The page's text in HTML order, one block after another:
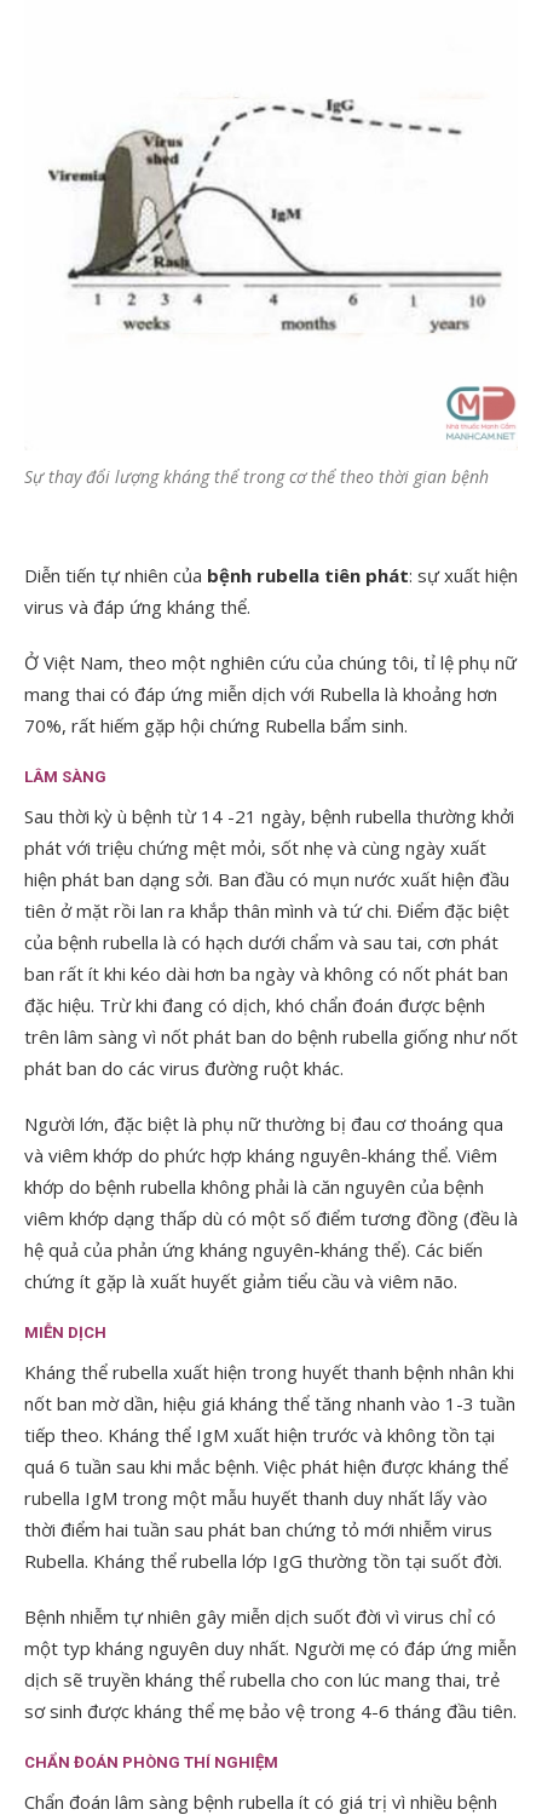
Sự thay đổi lượng kháng thể trong cơ thể theo thời gian bệnh
Diễn tiến tự nhiên của bệnh rubella tiên phát: sự xuất hiện
virus và đáp ứng kháng thể.
Ở Việt Nam, theo một nghiên cứu của chúng tôi, tỉ lệ phụ nữ
mang thai có đáp ứng miễn dịch với Rubella là khoảng hơn
70%, rất hiếm gặp hội chứng Rubella bẩm sinh.
LÂM SÀNG
Sau thời kỳ ù bệnh từ 14 -21 ngày, bệnh rubella thường khởi
phát với triệu chứng mệt mỏi, sốt nhẹ và cùng ngày xuất
hiện phát ban dạng sởi. Ban đầu có mụn nước xuất hiện đầu
tiên ở mặt rồi lan ra khắp thân mình và tứ chi. Điểm đặc biệt
của bệnh rubella là có hạch dưới chẩm và sau tai, cơn phát
ban rất ít khi kéo dài hơn ba ngày và không có nốt phát ban
đặc hiệu. Trừ khi đang có dịch, khó chẩn đoán được bệnh
trên lâm sàng vì nốt phát ban do bệnh rubella giống như nốt
phát ban do các virus đường ruột khác.
Người lớn, đặc biệt là phụ nữ thường bị đau cơ thoáng qua
và viêm khớp do phức hợp kháng nguyên-kháng thể. Viêm
khớp do bệnh rubella không phải là căn nguyên của bệnh
viêm khớp dạng thấp dù có một số điểm tương đồng (đều là
hệ quả của phản ứng kháng nguyên-kháng thể). Các biến
chứng ít gặp là xuất huyết giảm tiểu cầu và viêm não.
MIỄN DỊCH
Kháng thể rubella xuất hiện trong huyết thanh bệnh nhân khi
nốt ban mờ dần, hiệu giá kháng thể tăng nhanh vào 1-3 tuần
tiếp theo. Kháng thể IgM xuất hiện trước và không tồn tại
quá 6 tuần sau khi mắc bệnh. Việc phát hiện được kháng thể
rubella IgM trong một mẫu huyết thanh duy nhất lấy vào
thời điểm hai tuần sau phát ban chứng tỏ mới nhiễm virus
Rubella. Kháng thể rubella lớp IgG thường tồn tại suốt đời.
Bệnh nhiễm tự nhiên gây miễn dịch suốt đời vì virus chỉ có
một typ kháng nguyên duy nhất. Người mẹ có đáp ứng miễn
dịch sẽ truyền kháng thể rubella cho con lúc mang thai, trẻ
sơ sinh được kháng thể mẹ bảo vệ trong 4-6 tháng đầu tiên.
CHẨN ĐOÁN PHÒNG THÍ NGHIỆM
Chẩn đoán lâm sàng bệnh rubella ít có giá trị vì nhiều bệnh